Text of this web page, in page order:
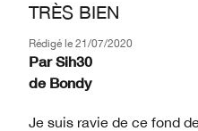
TRÈS BIEN
Rédigé le 21/07/2020
Par Sih30
de Bondy
Je suis ravie de ce fond